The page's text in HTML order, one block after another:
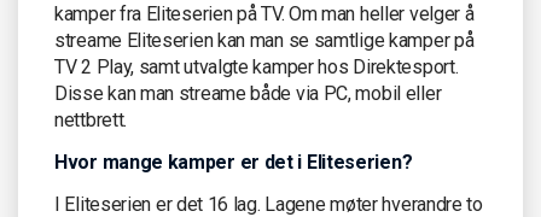
kamper fra Eliteserien på TV. Om man heller velger å
streame Eliteserien kan man se samtlige kamper på
TV 2 Play, samt utvalgte kamper hos Direktesport.
Disse kan man streame både via PC, mobil eller
nettbrett.
Hvor mange kamper er det i Eliteserien?
I Eliteserien er det 16 lag. Lagene møter hverandre to